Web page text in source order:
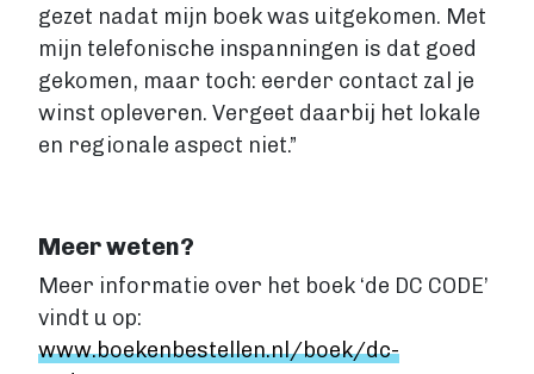
gezet nadat mijn boek was uitgekomen. Met
mijn telefonische inspanningen is dat goed
gekomen, maar toch: eerder contact zal je
winst opleveren. Vergeet daarbij het lokale
en regionale aspect niet.”
Meer weten?
Meer informatie over het boek ‘de DC CODE’
vindt u op:
www.boekenbestellen.nl/boek/dc-